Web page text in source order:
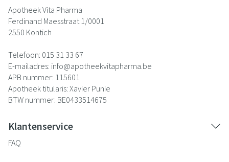
Apotheek Vita Pharma
Ferdinand Maesstraat 1/0001
2550 Kontich
Telefoon: 015 31 33 67
E-mailadres: info@apotheekvitapharma.be
APB nummer: 115601
Apotheek titularis: Xavier Punie
BTW nummer: BE0433514675
Klantenservice
FAQ